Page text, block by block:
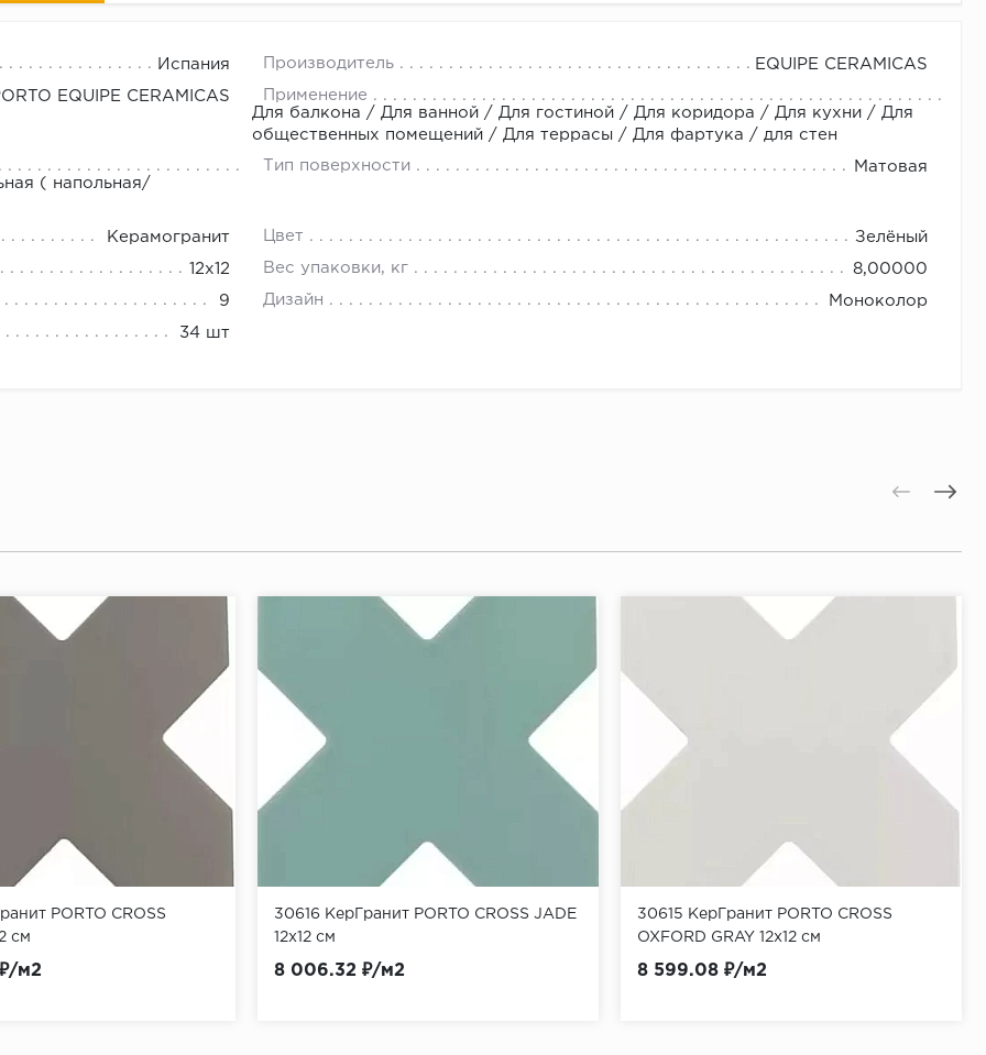
Испания Производитель EQUIPE CERAMICAS
EQUIPE CERAMICAS
Применение
Для балкона / Для ванной / Для гостиной / Для коридора / Для кухни / Для
общественных помещений / Для террасы / Для фартука / для стен
( напольная/
Тип поверхности Матовая
Керамогранит Цвет Зелёный
12x12 Вес упаковки, кг 8,00000
9 Дизайн Моноколор
34 шт
деньгами
за 2 минуты прямо в форме заявки на той же странице
на встрече с представителем или по СМС
PORTO CROSS
см
м2
30616 КерГранит PORTO CROSS JADE
12x12 см
8 006.32 ₽/м2
30615 КерГранит PORTO CROSS
OXFORD GRAY 12x12 см
8 599.08 ₽/м2